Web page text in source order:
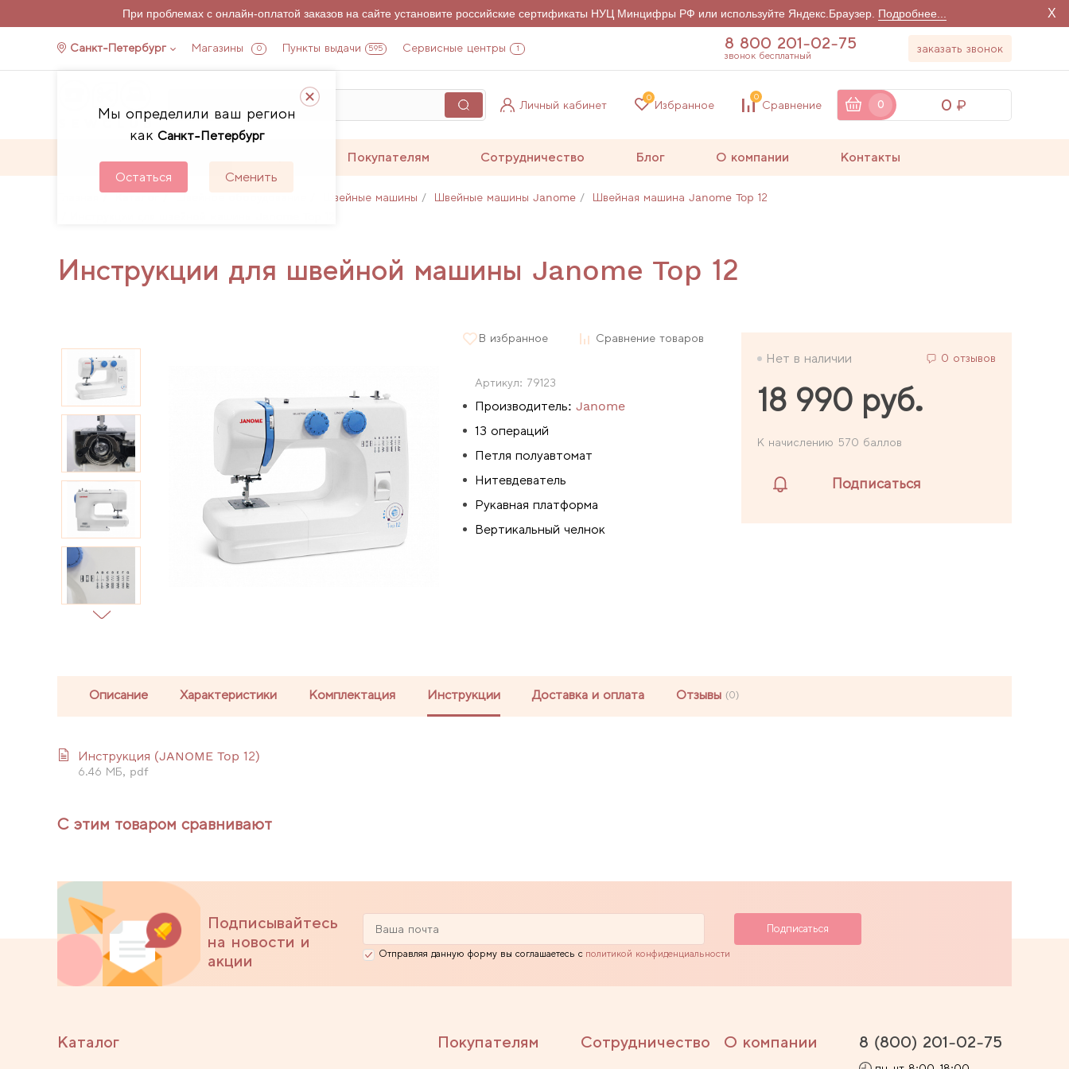
При проблемах с онлайн-оплатой заказов на сайте установите российские сертификаты НУЦ Минцифры РФ или используйте Яндекс.Браузер. Подробнее... X
Санкт-Петербург Магазины 0 Пункты выдачи 595 Сервисные центры 1
Мы определили ваш регион
как Санкт-Петербург
Остаться Сменить
8 800 201-02-75
звонок бесплатный
заказать звонок
Личный кабинет Избранное
0
Сравнение
0
0 0
Покупателям Сотрудничество Блог О компании Контакты
Каталог Швейное оборудование Швейные машины Швейные машины Janome
Швейная машина Janome Top 12
Инструкции для швейной машины Janome Top 12
В избранное Сравнение товаров
Артикул: 79123
Производитель: Janome
13 операций
Петля полуавтомат
Нитевдеватель
Рукавная платформа
Вертикальный челнок
Нет в наличии 0 отзывов
18 990 руб.
К начислению 570 баллов
Подписаться
Описание Характеристики Комплектация Инструкции Доставка и оплата Отзывы (0)
Инструкция (JANOME Top 12)
6.46 МБ, pdf
С этим товаром сравнивают
Подписывайтесь
на новости и
акции
Отправляя данную форму вы соглашаетесь с политикой конфиденциальности
Каталог Покупателям Сотрудничество О компании 8 (800) 201-02-75